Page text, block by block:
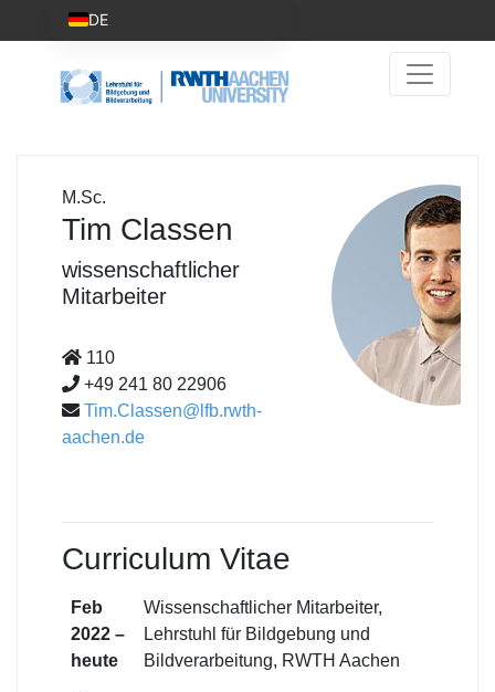
M.Sc.
Tim Classen
wissenschaftlicher
Mitarbeiter
110
+49 241 80 22906
Tim.Classen@lfb.rwth-
aachen.de
Curriculum Vitae
Feb
2022 –
heute
Wissenschaftlicher Mitarbeiter,
Lehrstuhl für Bildgebung und
Bildverarbeitung, RWTH Aachen
DE